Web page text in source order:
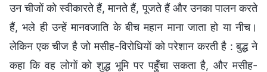
उन चीजों को स्वीकारते हैं, मानते हैं, पूजते हैं और उनका पालन करते
हैं, भले ही उन्हें मानवजाति के बीच महान माना जाता हो या नीच।
लेकिन एक चीज है जो मसीह-विरोधियों को परेशान करती है : बुद्ध ने
कहा कि वह लोगों को शुद्ध भूमि पर पहुँचा सकता है, और मसीह-